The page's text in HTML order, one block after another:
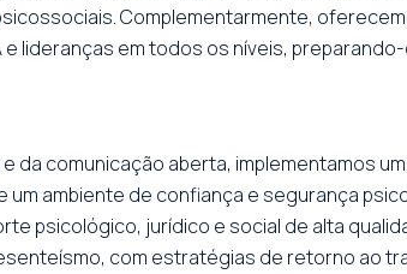
Complementarmente,
e lideranças em todos os níveis,
da comunicação aberta, implementamos
ambiente de confiança e segurança
psicológico, jurídico e social de alta
com estratégias de retorno ao